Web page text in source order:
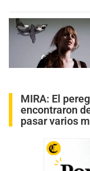
MIRA: El
encontraron
pasar varios